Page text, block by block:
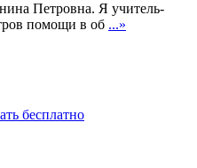
Петровна. Я учитель-
помощи в об ...»
бесплатно